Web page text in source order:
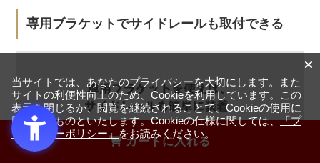
カートに入れる
専用ブラケットでサイドレールも取付できる
当サイトでは、あなたのプライバシーを大切にします。また
サイトの利便性向上のため、Cookieを利用しています。この
表示を閉じるか、閲覧を継続されることで、Cookieの使用に
同意するものといたします。Cookieの仕様に関しては、「プ
ライバシーポリシー」をお読みください。